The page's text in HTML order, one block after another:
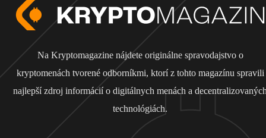
Na Kryptomagazine nájdete originálne spravodajstvo o
kryptomenách tvorené odborníkmi, ktorí z tohto magazínu spravili
najlepší zdroj informácií o digitálnych menách a
technológiách.